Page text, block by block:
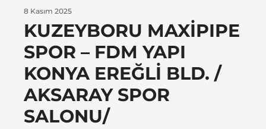
8 Kasım 2025
KUZEYBORU MAXIPIPE
SPOR – FDM YAPI
KONYA EREĞLI BLD. /
AKSARAY SPOR
SALONU/